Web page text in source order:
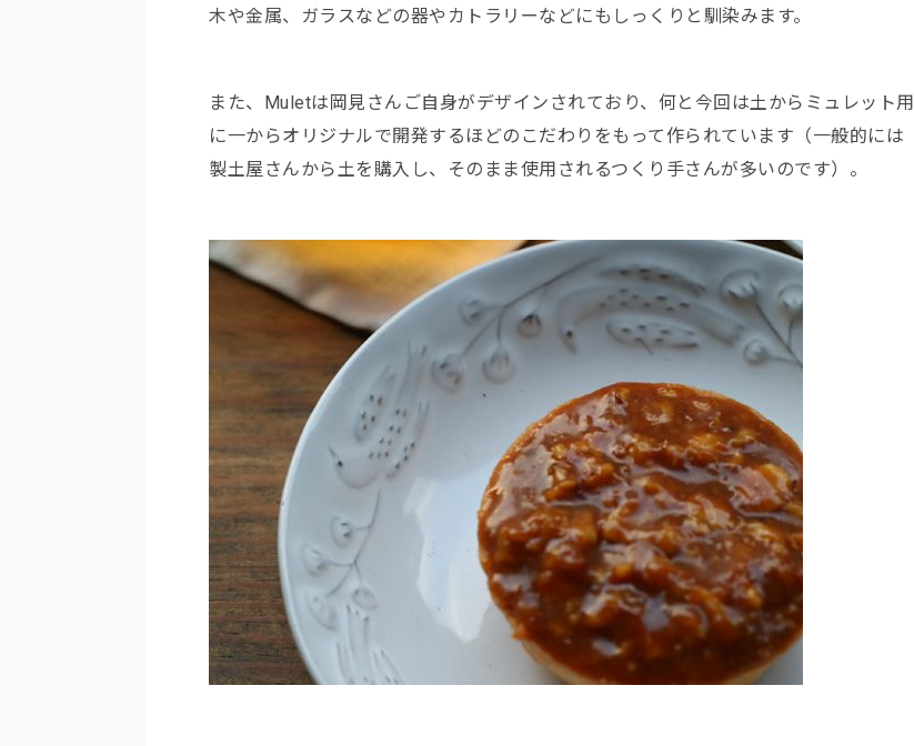
木や金属、ガラスなどの器やカトラリーなどにもしっくりと馴染みます。
また、Muletは岡見さんご自身がデザインされており、何と今回は土からミュレット用
に一からオリジナルで開発するほどのこだわりをもって作られています（一般的には
製土屋さんから土を購入し、そのまま使用されるつくり手さんが多いのです）。